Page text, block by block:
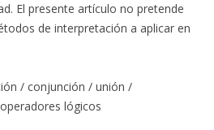
El presente artículo no pretende
de interpretación a aplicar en
/ conjunción / unión /
lógicos